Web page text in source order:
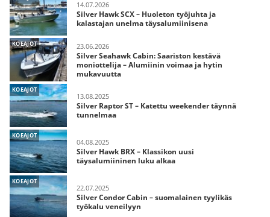
14.07.2026
Silver Hawk SCX – Huoleton työjuhta ja
kalastajan unelma täysalumiinisena
KOEAJOT 23.06.2026
Silver Seahawk Cabin: Saariston kestävä
moniottelija – Alumiinin voimaa ja hytin
mukavuutta
KOEAJOT
13.08.2025
Silver Raptor ST – Katettu weekender täynnä
tunnelmaa
KOEAJOT
04.08.2025
Silver Hawk BRX – Klassikon uusi
täysalumiininen luku alkaa
KOEAJOT
22.07.2025
Silver Condor Cabin – suomalainen tyylikäs
työkalu veneilyyn